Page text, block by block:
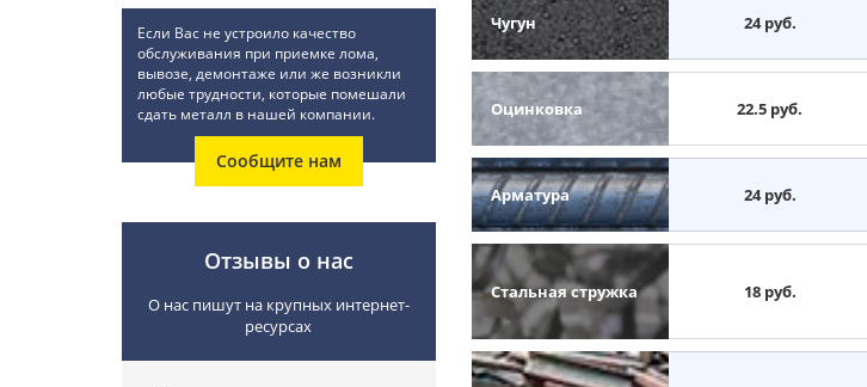
Чугун 24 руб.
Оцинковка 22.5 руб.
Арматура 24 руб.
Стальная стружка 18 руб.
Если Вас не устроило качество
обслуживания при приемке лома,
вывозе, демонтаже или же возникли
любые трудности, которые помешали
сдать металл в нашей компании.
Сообщите нам
Отзывы о нас
О нас пишут на крупных интернет-
ресурсах